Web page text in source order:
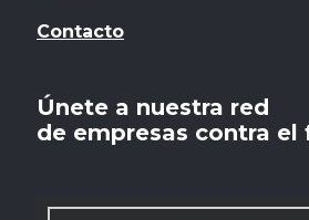
Contacto
Únete a nuestra red
de empresas contra el